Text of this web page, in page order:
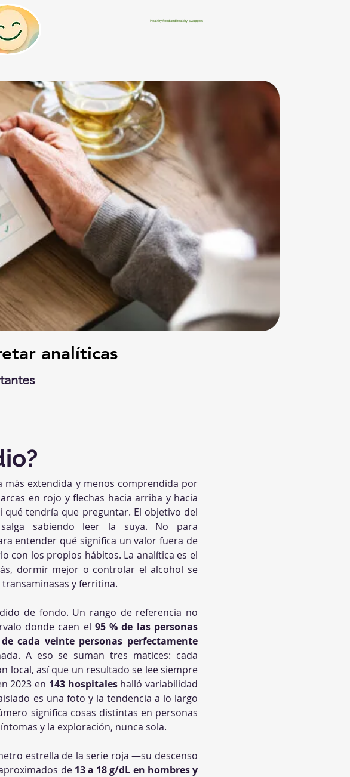
Healthy food and healthy swappers
analíticas
más extendida y menos comprendida por
en rojo y flechas hacia arriba y hacia
tendría que preguntar. El objetivo del
sabiendo leer la suya. No para
entender qué significa un valor fuera de
con los propios hábitos. La analítica es el
dormir mejor o controlar el alcohol se
y ferritina.
de fondo. Un rango de referencia no
donde caen el 95 % de las personas
cada veinte personas perfectamente
A eso se suman tres matices: cada
local, así que un resultado se lee siempre
2023 en 143 hospitales halló variabilidad
es una foto y la tendencia a lo largo
significa cosas distintas en personas
y la exploración, nunca sola.
estrella de la serie roja —su descenso
de 13 a 18 g/dL en hombres y